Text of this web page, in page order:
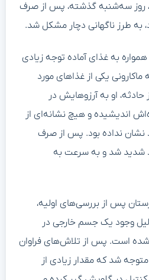
روز سه‌شنبه گذشته، پس از صرف
به طرز ناگهانی دچار مشکل شد.
به غذای آماده توجه زیادی
یکی از غذاهای مورد
او به آرزوهایش در
اندیشیده و هیچ نشانه‌ای از
نشان نداده بود. پس از صرف
درد شدید شد و به سرعت به
پس از بررسی‌های اولیه،
وجود یک جسم خارجی در
است. پس از تلاش‌های فراوان
شد که مقدار زیادی از